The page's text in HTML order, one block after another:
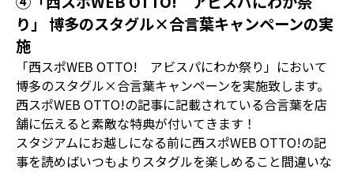
り」 博多のスタグル×合言葉キャンペーンの実
施
「西スポWEB OTTO! アビスパにわか祭り」において
博多のスタグル×合言葉キャンペーンを実施致します。
西スポWEB OTTO!の記事に記載されている合言葉を店
舗に伝えると素敵な特典が付いてきます！
スタジアムにお越しになる前に西スポWEB OTTO!の記
事を読めばいつもよりスタグルを楽しめること間違いな